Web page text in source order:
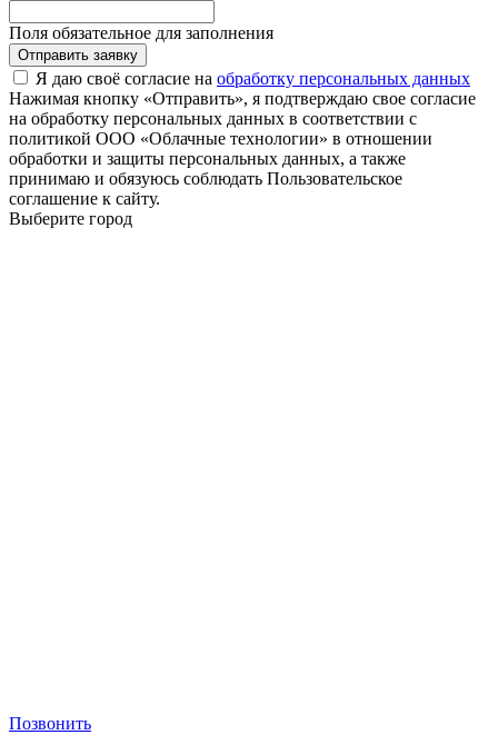
Поля обязательное для заполнения
Отправить заявку
Я даю своё согласие на обработку персональных данных
Нажимая кнопку «Отправить», я подтверждаю свое согласие
на обработку персональных данных в соответствии с
политикой ООО «Облачные технологии» в отношении
обработки и защиты персональных данных, а также
принимаю и обязуюсь соблюдать Пользовательское
соглашение к сайту.
Выберите город
Позвонить